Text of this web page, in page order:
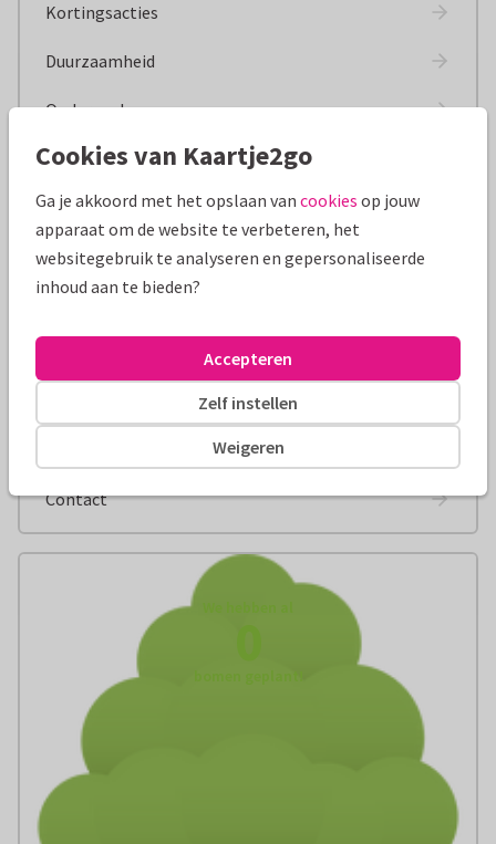
Kortingsacties
Duurzaamheid
Onderzoeken
Het drukproces
Erkenning in de media
Samenwerken
Ontmoet onze schrijvers
Werken bij Kaartje2go
Contact
Cookies van Kaartje2go
Ga je akkoord met het opslaan van cookies op jouw
apparaat om de website te verbeteren, het
websitegebruik te analyseren en gepersonaliseerde
inhoud aan te bieden?
Weigeren
Zelf instellen
Accepteren